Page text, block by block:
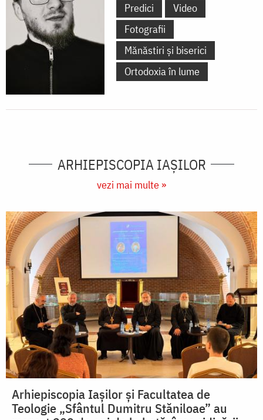
Predici
Video
Fotografii
Mănăstiri și biserici
Ortodoxia în lume
ARHIEPISCOPIA IAŞILOR
vezi mai multe »
Arhiepiscopia Iașilor și Facultatea de
Teologie „Sfântul Dumitru Stăniloae” au